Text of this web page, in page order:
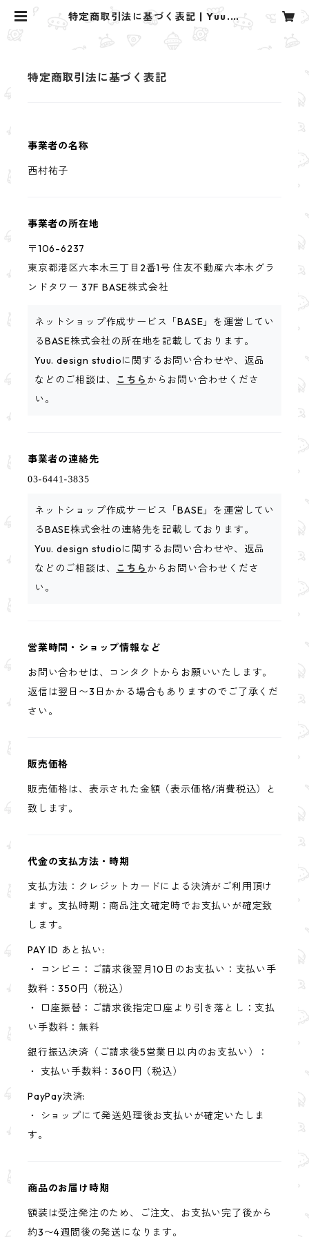
特定商取引法に基づく表記 | Yuu. d
esign studio
特定商取引法に基づく表記
事業者の名称
西村祐子
事業者の所在地
〒106-6237
東京都港区六本木三丁目2番1号 住友不動産六本木グラ
ンドタワー 37F BASE株式会社
ネットショップ作成サービス「BASE」を運営してい
るBASE株式会社の所在地を記載しております。
Yuu. design studioに関するお問い合わせや、返品
などのご相談は、 こちら からお問い合わせくださ
い。
事業者の連絡先
ネットショップ作成サービス「BASE」を運営してい
るBASE株式会社の連絡先を記載しております。
Yuu. design studioに関するお問い合わせや、返品
などのご相談は、 こちら からお問い合わせくださ
い。
営業時間・ショップ情報など
お問い合わせは、コンタクトからお願いいたします。
返信は翌日〜3日かかる場合もありますのでご了承くだ
さい。
販売価格
販売価格は、表示された金額（表示価格/消費税込）と
致します。
代金の支払方法・時期
支払方法：クレジットカードによる決済がご利用頂け
ます。支払時期：商品注文確定時でお支払いが確定致
します。
PAY ID あと払い:
・ コンビニ：ご請求後翌月10日のお支払い：支払い手
数料：350円（税込）
・ 口座振替：ご請求後指定口座より引き落とし：支払
い手数料：無料
銀行振込決済（ご請求後5営業日以内のお支払い）：
・ 支払い手数料：360円（税込）
PayPay決済:
・ ショップにて発送処理後お支払いが確定いたしま
す。
商品のお届け時期
額装は受注発注のため、ご注文、お支払い完了後から
約3〜4週間後の発送になります。